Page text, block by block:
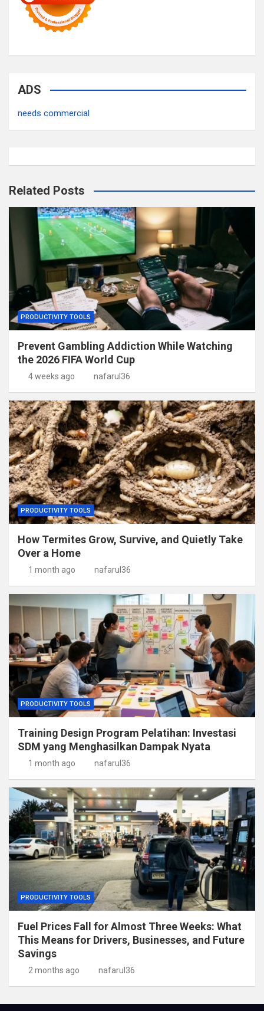
ADS
needs commercial
Related Posts
PRODUCTIVITY TOOLS
Prevent Gambling Addiction While Watching
the 2026 FIFA World Cup
4 weeks ago nafarul36
PRODUCTIVITY TOOLS
How Termites Grow, Survive, and Quietly Take
Over a Home
1 month ago nafarul36
PRODUCTIVITY TOOLS
Training Design Program Pelatihan: Investasi
SDM yang Menghasilkan Dampak Nyata
1 month ago nafarul36
PRODUCTIVITY TOOLS
Fuel Prices Fall for Almost Three Weeks: What
This Means for Drivers, Businesses, and Future
Savings
2 months ago nafarul36